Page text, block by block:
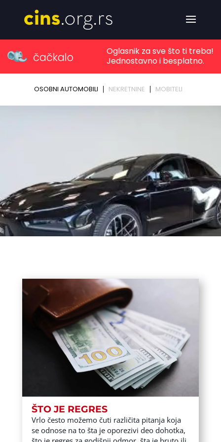
ŠTO JE REGRES
Vrlo često možemo čuti različita pitanja koja
se odnose na to šta je oporezivi deo dohotka,